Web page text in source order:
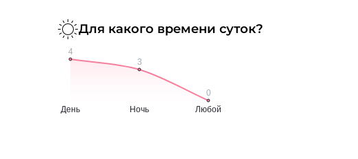
Для какого времени суток?